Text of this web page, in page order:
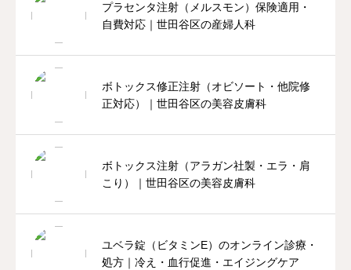
プラセンタ注射（メルスモン）保険適用・
自費対応｜世田谷区の産婦人科
ボトックス修正注射（オビソート・他院修
正対応）｜世田谷区の美容皮膚科
ボトックス注射（アラガン社製・エラ・肩
こり）｜世田谷区の美容皮膚科
ユベラ錠（ビタミンE）のオンライン診療・
処方｜冷え・血行促進・エイジングケア